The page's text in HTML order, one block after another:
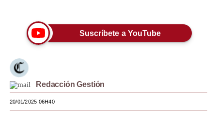
Moda
Mundo
EEUU
México
Suscríbete a YouTube
Redacción Gestión
20/01/2025 06H40